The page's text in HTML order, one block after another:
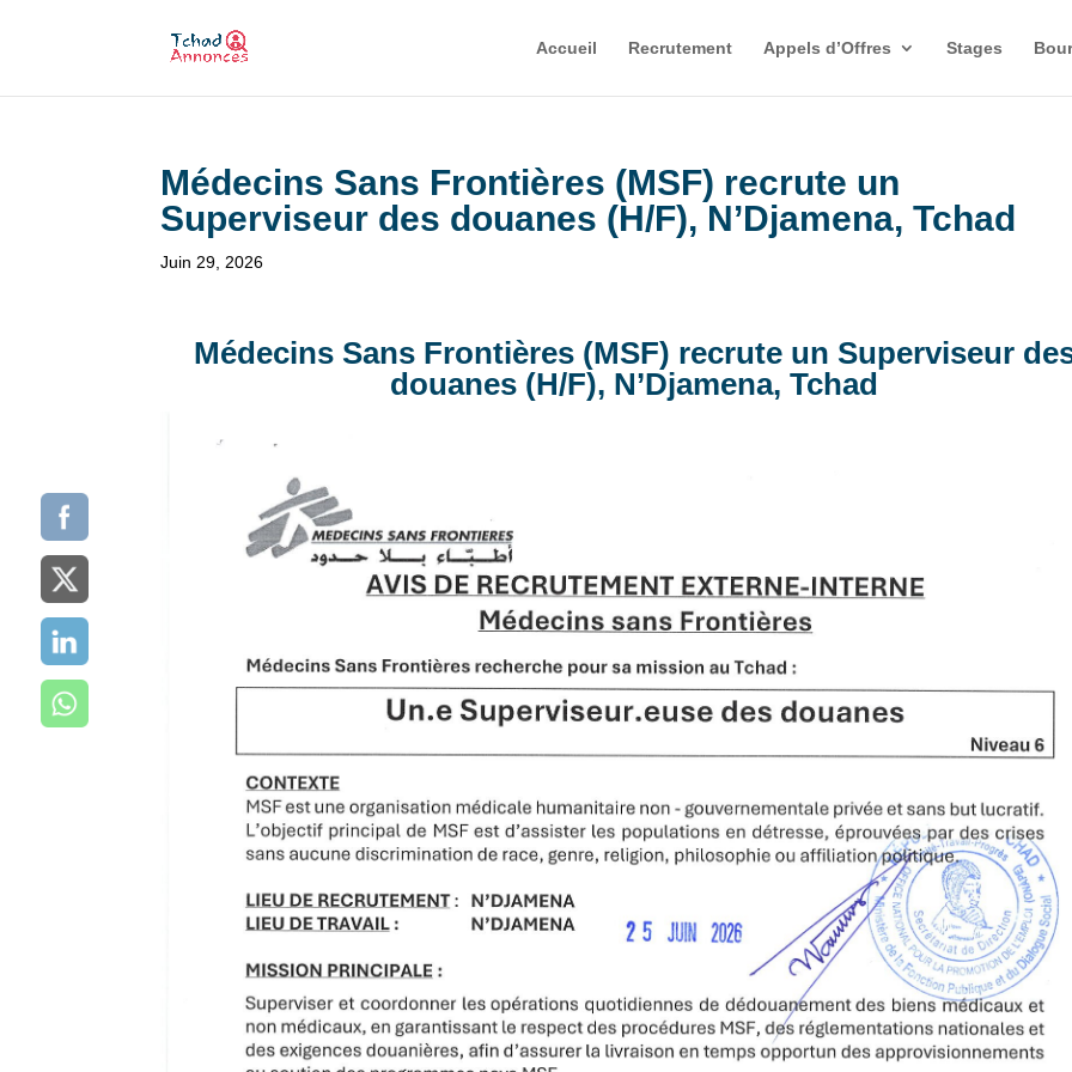
Accueil Recrutement Appels d’Offres Stages
Médecins Sans Frontières (MSF) recrute un
Superviseur des douanes (H/F), N’Djamena, Tchad
Juin 29, 2026
Médecins Sans Frontières (MSF) recrute un Superviseur
douanes (H/F), N’Djamena, Tchad